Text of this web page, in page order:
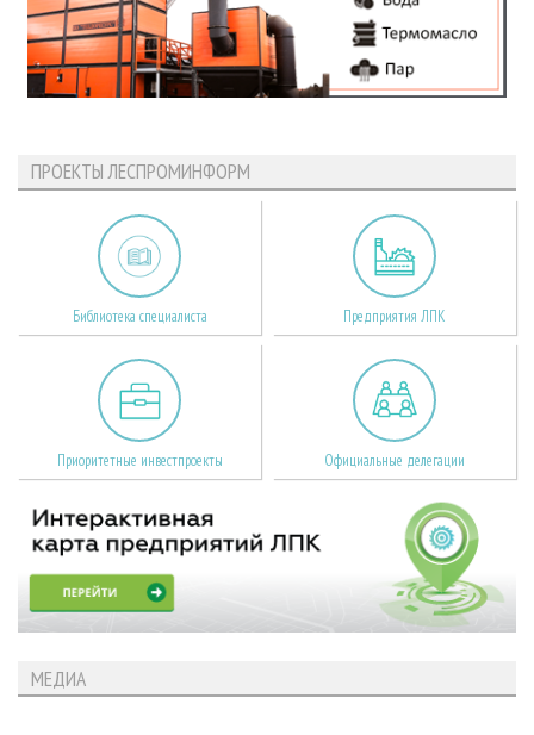
ПРОЕКТЫ ЛЕСПРОМИНФОРМ
Библиотека специалиста Предприятия ЛПК
Приоритетные инвестпроекты Официальные делегации
МЕДИА